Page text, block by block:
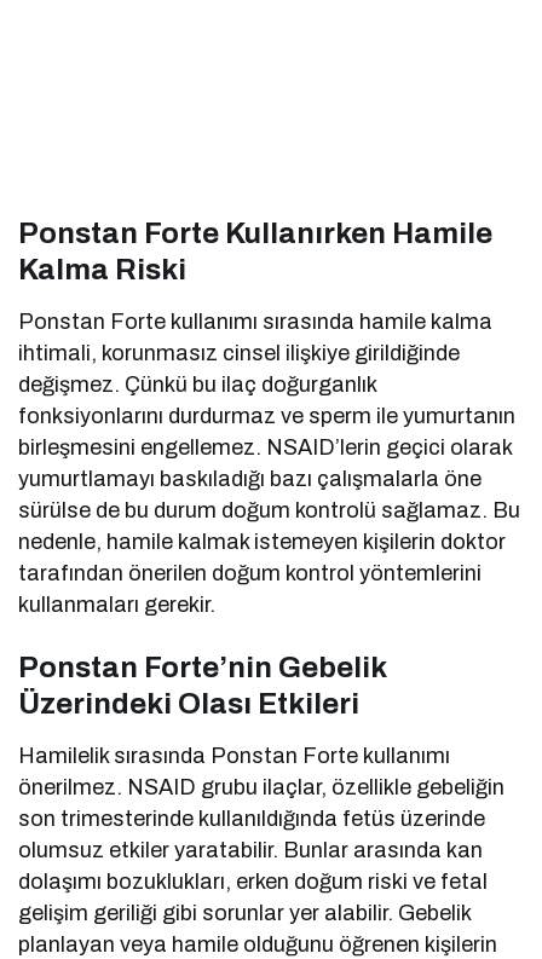
Ponstan Forte Kullanırken Hamile
Kalma Riski
Ponstan Forte kullanımı sırasında hamile kalma
ihtimali, korunmasız cinsel ilişkiye girildiğinde
değişmez. Çünkü bu ilaç doğurganlık
fonksiyonlarını durdurmaz ve sperm ile yumurtanın
birleşmesini engellemez. NSAID’lerin geçici olarak
yumurtlamayı baskıladığı bazı çalışmalarla öne
sürülse de bu durum doğum kontrolü sağlamaz. Bu
nedenle, hamile kalmak istemeyen kişilerin doktor
tarafından önerilen doğum kontrol yöntemlerini
kullanmaları gerekir.
Ponstan Forte’nin Gebelik
Üzerindeki Olası Etkileri
Hamilelik sırasında Ponstan Forte kullanımı
önerilmez. NSAID grubu ilaçlar, özellikle gebeliğin
son trimesterinde kullanıldığında fetüs üzerinde
olumsuz etkiler yaratabilir. Bunlar arasında kan
dolaşımı bozuklukları, erken doğum riski ve fetal
gelişim geriliği gibi sorunlar yer alabilir. Gebelik
planlayan veya hamile olduğunu öğrenen kişilerin